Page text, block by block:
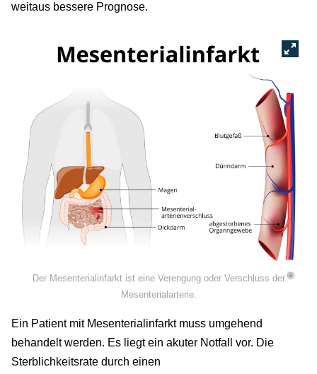
weitaus bessere Prognose.
©
Der Mesenterialinfarkt ist eine Verengung oder Verschluss der
Mesenterialarterie.
Ein Patient mit Mesenterialinfarkt muss umgehend
behandelt werden. Es liegt ein akuter Notfall vor. Die
Sterblichkeitsrate durch einen